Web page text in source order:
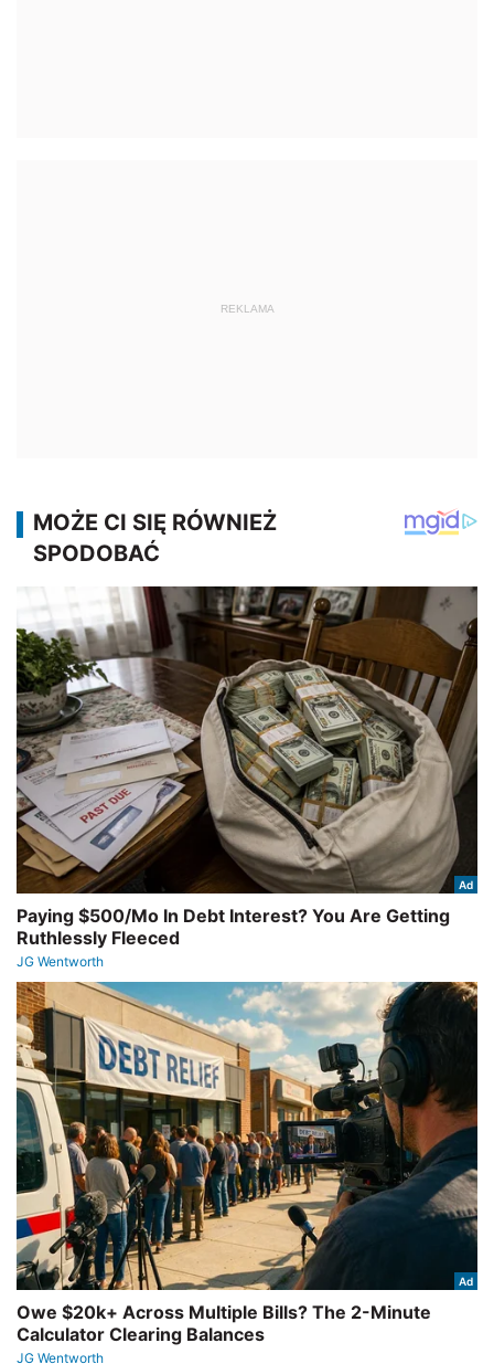
REKLAMA